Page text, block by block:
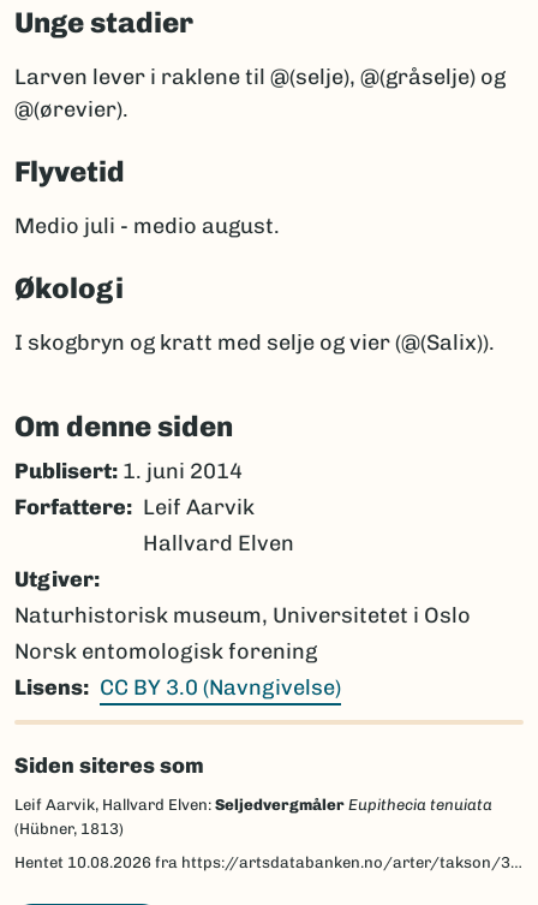
Unge stadier
Larven lever i raklene til @(selje), @(gråselje) og
@(ørevier).
Flyvetid
Medio juli - medio august.
Økologi
I skogbryn og kratt med selje og vier (@(Salix)).
Om denne siden
Publisert: 1. juni 2014
Forfattere
Leif Aarvik
Hallvard Elven
Utgiver
Naturhistorisk museum, Universitetet i Oslo
Norsk entomologisk forening
Lisens
CC BY 3.0 (Navngivelse)
Siden siteres som
Leif Aarvik, Hallvard Elven: Seljedvergmåler Eupithecia tenuiata
(Hübner, 1813)
Hentet 10.08.2026 fra https://artsdatabanken.no/arter/takson/30114/beskrivelse